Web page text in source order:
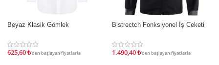
İNDIRIM
Beyaz Klasik Gömlek
625,60₺'den başlayan fiyatlarla
İNDIRIM
Bistrectch Fonksiyonel İş Ceketi
1.490,40₺'den başlayan fiyatlarla